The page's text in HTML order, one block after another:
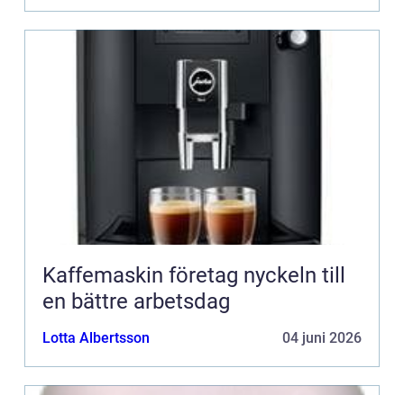
Kaffemaskin företag nyckeln till
en bättre arbetsdag
Lotta Albertsson 04 juni 2026